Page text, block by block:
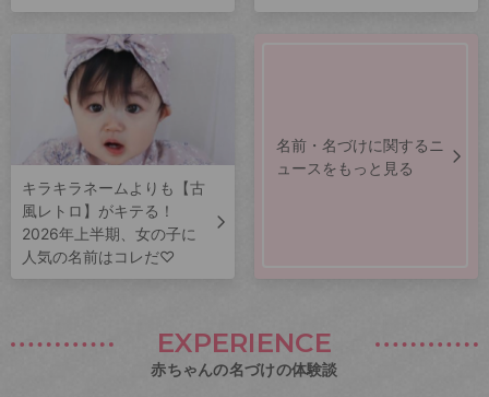
キラキラネームよりも【古
風レトロ】がキテる！
2026年上半期、女の子に
人気の名前はコレだ♡
名前・名づけに関するニ
ュースをもっと見る
EXPERIENCE
赤ちゃんの名づけの体験談